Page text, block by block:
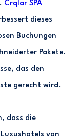
Crqlar SPA
dieses
Buchungen
Pakete.
das den
gerecht wird.
dass die
von